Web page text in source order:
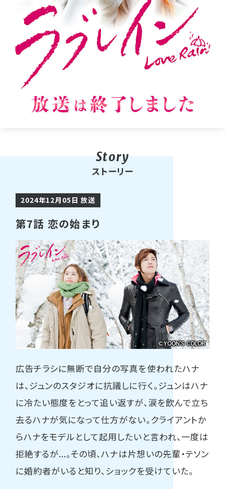
ストーリー
2024年12月05日 放送
第7話 恋の始まり
広告チラシに無断で自分の写真を使われたハナ
は、ジュンのスタジオに抗議しに行く。ジュンはハナ
に冷たい態度をとって追い返すが、涙を飲んで立ち
去るハナが気になって仕方がない。クライアントか
らハナをモデルとして起用したいと言われ、一度は
拒絶するが...。その頃、ハナは片想いの先輩・テソン
に婚約者がいると知り、ショックを受けていた。